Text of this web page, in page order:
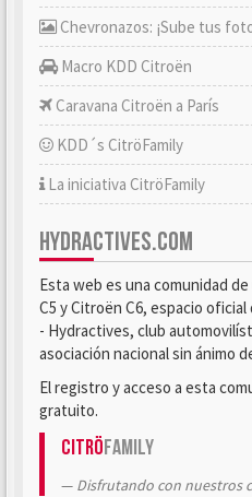
Chevronazos: ¡Sube tus
Macro KDD Citroën
Caravana Citroën a París
KDD´s CitröFamily
La iniciativa CitröFamily
HYDRACTIVES.COM
Esta web es una comunidad
C5 y Citroën C6, espacio
- Hydractives, club
asociación nacional sin ánimo
El registro y acceso a esta
gratuito.
CitröFamily
Disfrutando con nuestros